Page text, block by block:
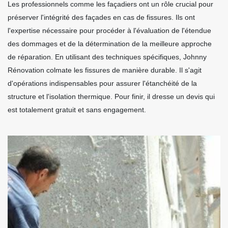
Les professionnels comme les façadiers ont un rôle crucial pour
préserver l'intégrité des façades en cas de fissures. Ils ont
l'expertise nécessaire pour procéder à l'évaluation de l'étendue
des dommages et de la détermination de la meilleure approche
de réparation. En utilisant des techniques spécifiques, Johnny
Rénovation colmate les fissures de manière durable. Il s'agit
d'opérations indispensables pour assurer l'étanchéité de la
structure et l'isolation thermique. Pour finir, il dresse un devis qui
est totalement gratuit et sans engagement.